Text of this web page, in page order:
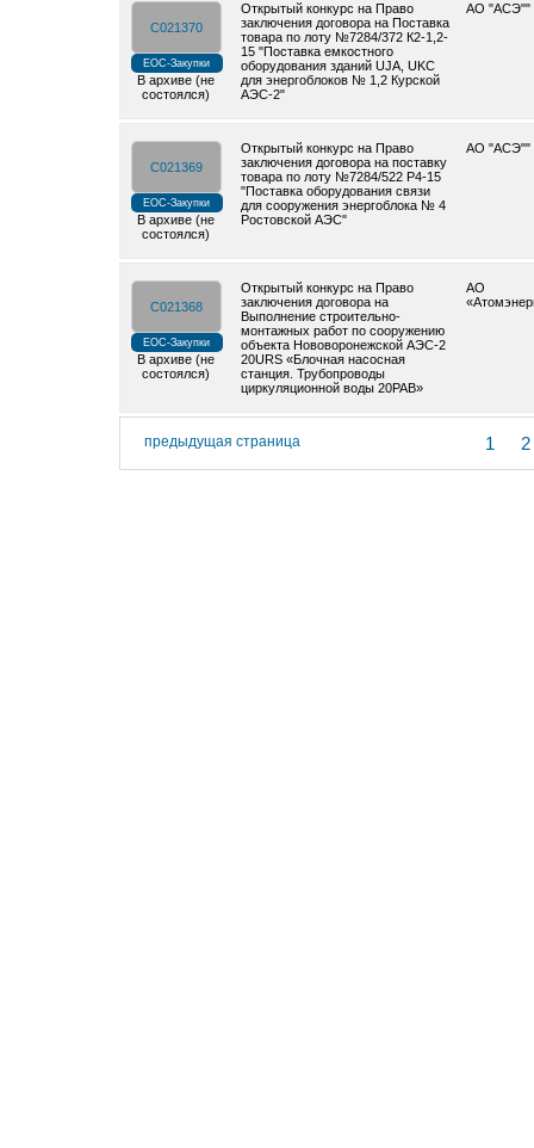
C021370
ЕОС-Закупки
В архиве (не
состоялся)
Открытый конкурс на Право
заключения договора на Поставка
товара по лоту №7284/372 К2-1,2-
15 "Поставка емкостного
оборудования зданий UJA, UKC
для энергоблоков № 1,2 Курской
АЭС-2"
АО "АСЭ""
C021369
ЕОС-Закупки
В архиве (не
состоялся)
Открытый конкурс на Право
заключения договора на поставку
товара по лоту №7284/522 Р4-15
"Поставка оборудования связи
для сооружения энергоблока № 4
Ростовской АЭС"
АО "АСЭ""
C021368
ЕОС-Закупки
В архиве (не
состоялся)
Открытый конкурс на Право
заключения договора на
Выполнение строительно-
монтажных работ по сооружению
объекта Нововоронежской АЭС-2
20URS «Блочная насосная
станция. Трубопроводы
циркуляционной воды 20PAB»
АО
предыдущая страница 1 2